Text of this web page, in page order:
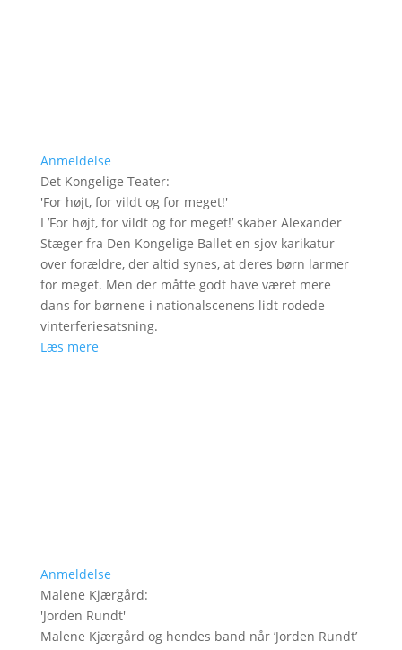
Anmeldelse
Det Kongelige Teater:
'For højt, for vildt og for meget!'
I ’For højt, for vildt og for meget!’ skaber Alexander
Stæger fra Den Kongelige Ballet en sjov karikatur
over forældre, der altid synes, at deres børn larmer
for meget. Men der måtte godt have været mere
dans for børnene i nationalscenens lidt rodede
vinterferiesatsning.
Læs mere
Anmeldelse
Malene Kjærgård:
'Jorden Rundt'
Malene Kjærgård og hendes band når ’Jorden Rundt’